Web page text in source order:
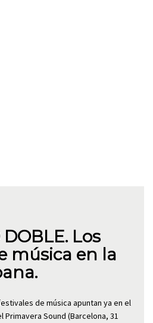
Los
música en la
de música apuntan ya en el
Sound (Barcelona, 31